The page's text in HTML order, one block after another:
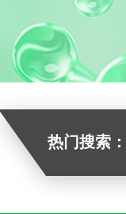
热门搜索：